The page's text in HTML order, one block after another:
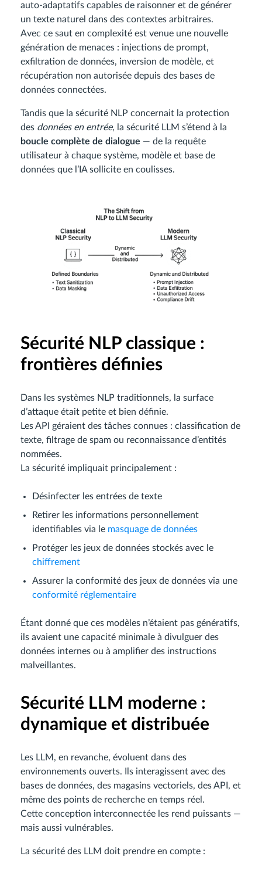
auto-adaptatifs capables de raisonner et de générer
un texte naturel dans des contextes arbitraires.
Avec ce saut en complexité est venue une nouvelle
génération de menaces : injections de prompt,
exfiltration de données, inversion de modèle, et
récupération non autorisée depuis des bases de
données connectées.
Tandis que la sécurité NLP concernait la protection
des données en entrée, la sécurité LLM s’étend à la
boucle complète de dialogue — de la requête
utilisateur à chaque système, modèle et base de
données que l’IA sollicite en coulisses.
Sécurité NLP classique :
frontières définies
Dans les systèmes NLP traditionnels, la surface
d’attaque était petite et bien définie.
Les API géraient des tâches connues : classification de
texte, filtrage de spam ou reconnaissance d’entités
nommées.
La sécurité impliquait principalement :
Désinfecter les entrées de texte
Retirer les informations personnellement
identifiables via le masquage de données
Protéger les jeux de données stockés avec le
chiffrement
Assurer la conformité des jeux de données via une
conformité réglementaire
Étant donné que ces modèles n’étaient pas génératifs,
ils avaient une capacité minimale à divulguer des
données internes ou à amplifier des instructions
malveillantes.
Sécurité LLM moderne :
dynamique et distribuée
Les LLM, en revanche, évoluent dans des
environnements ouverts. Ils interagissent avec des
bases de données, des magasins vectoriels, des API, et
même des points de recherche en temps réel.
Cette conception interconnectée les rend puissants —
mais aussi vulnérables.
La sécurité des LLM doit prendre en compte :